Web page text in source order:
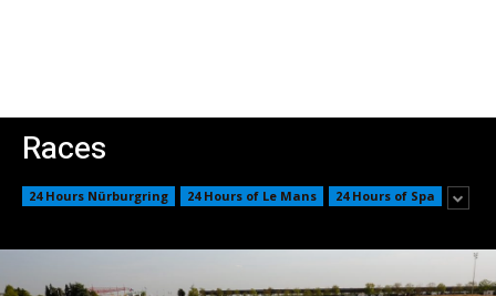
Races
24 Hours Nürburgring 24 Hours of Le Mans 24 Hours of Spa